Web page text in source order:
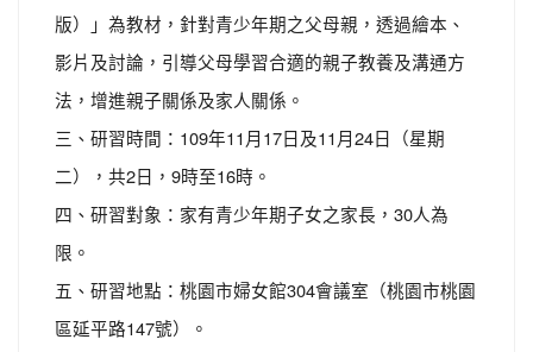
版）」為教材，針對青少年期之父母親，透過繪本、
影片及討論，引導父母學習合適的親子教養及溝通方
法，增進親子關係及家人關係。
三、研習時間：109年11月17日及11月24日（星期
二），共2日，9時至16時。
四、研習對象：家有青少年期子女之家長，30人為
限。
五、研習地點：桃園市婦女館304會議室（桃園市桃園
區延平路147號）。